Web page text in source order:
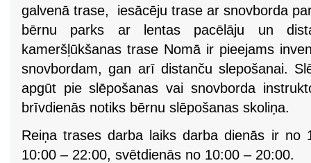
galvenā trase, iesācēju trase ar snovborda
bērnu parks ar lentas pacēlāju un
kameršļūkšanas trase Nomā ir pieejams
snovbordam, gan arī distanču slepošanai.
apgūt pie slēpošanas vai snovborda
brīvdienās notiks bērnu slēpošanas skoliņa.
Reiņa trases darba laiks darba dienās ir no
10:00 – 22:00, svētdienās no 10:00 – 20:00.